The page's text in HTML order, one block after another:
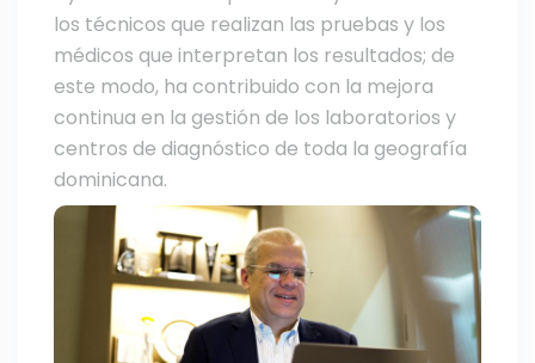
los técnicos que realizan las pruebas y los
médicos que interpretan los resultados; de
este modo, ha contribuido con la mejora
continua en la gestión de los laboratorios y
centros de diagnóstico de toda la geografía
dominicana.